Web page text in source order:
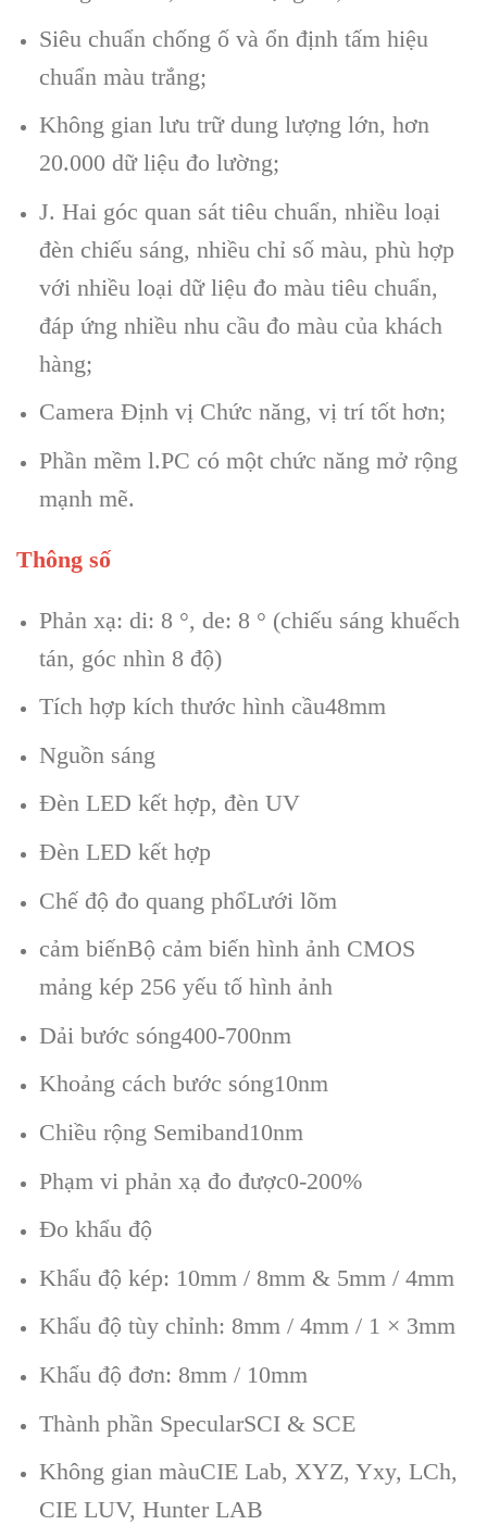
Siêu chuẩn chống ố và ổn định tấm hiệu
chuẩn màu trắng;
Không gian lưu trữ dung lượng lớn, hơn
20.000 dữ liệu đo lường;
J. Hai góc quan sát tiêu chuẩn, nhiều loại
đèn chiếu sáng, nhiều chỉ số màu, phù hợp
với nhiều loại dữ liệu đo màu tiêu chuẩn,
đáp ứng nhiều nhu cầu đo màu của khách
hàng;
Camera Định vị Chức năng, vị trí tốt hơn;
Phần mềm l.PC có một chức năng mở rộng
mạnh mẽ.
Thông số
Phản xạ: di: 8 °, de: 8 ° (chiếu sáng khuếch
tán, góc nhìn 8 độ)
Tích hợp kích thước hình cầu48mm
Nguồn sáng
Đèn LED kết hợp, đèn UV
Đèn LED kết hợp
Chế độ đo quang phổLưới lõm
cảm biếnBộ cảm biến hình ảnh CMOS
mảng kép 256 yếu tố hình ảnh
Dải bước sóng400-700nm
Khoảng cách bước sóng10nm
Chiều rộng Semiband10nm
Phạm vi phản xạ đo được0-200%
Đo khẩu độ
Khẩu độ kép: 10mm / 8mm & 5mm / 4mm
Khẩu độ tùy chỉnh: 8mm / 4mm / 1 × 3mm
Khẩu độ đơn: 8mm / 10mm
Thành phần SpecularSCI & SCE
Không gian màuCIE Lab, XYZ, Yxy, LCh,
CIE LUV, Hunter LAB